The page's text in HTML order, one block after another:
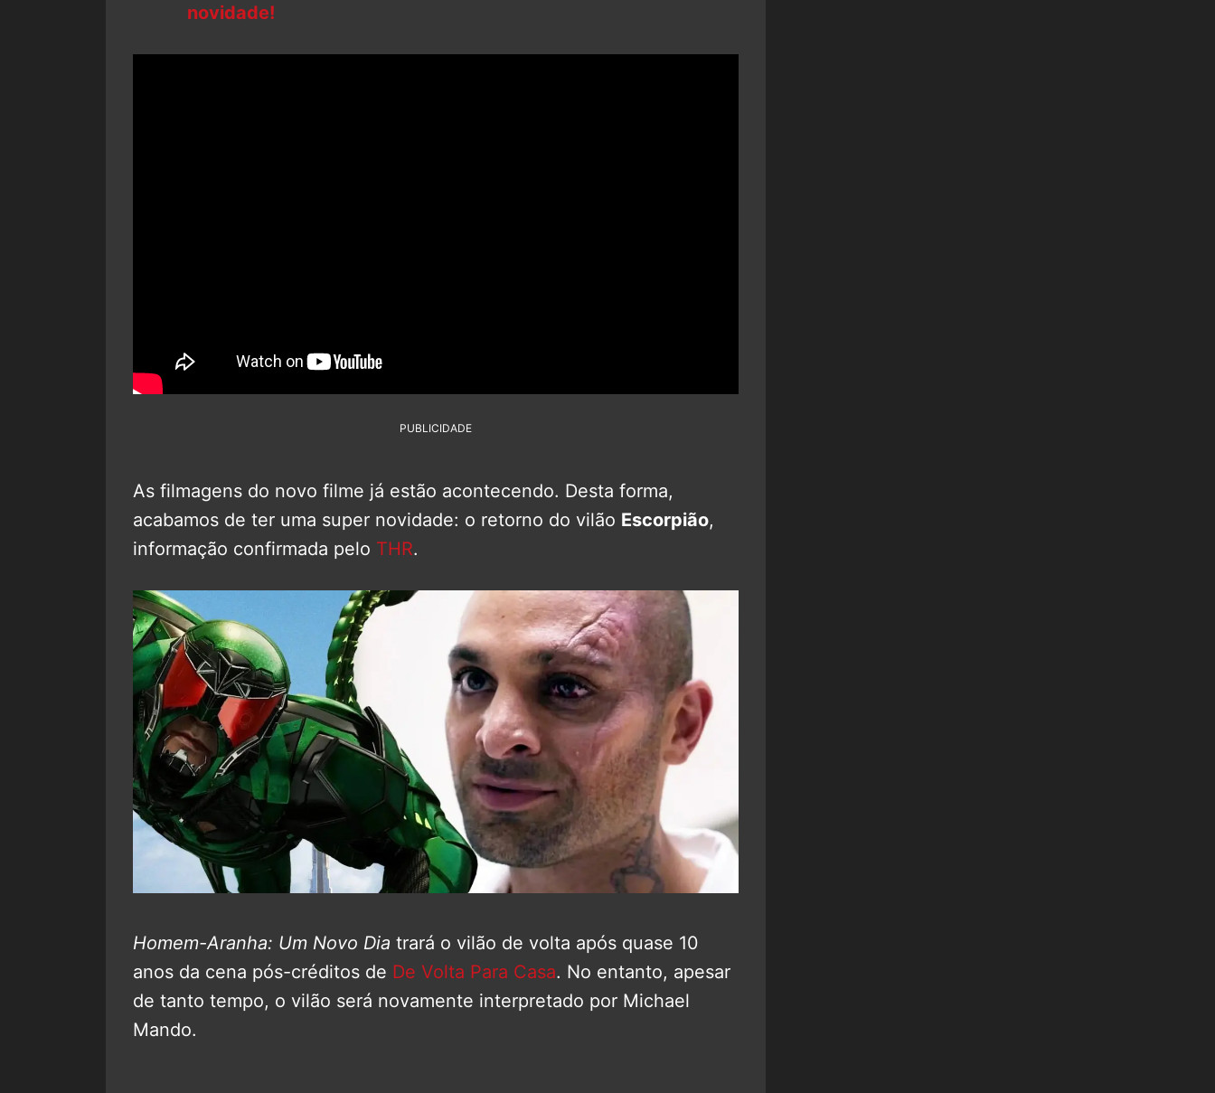
novidade!
PUBLICIDADE
As filmagens do novo filme já estão acontecendo. Desta forma,
acabamos de ter uma super novidade: o retorno do vilão Escorpião,
informação confirmada pelo THR.
Homem-Aranha: Um Novo Dia trará o vilão de volta após quase 10
anos da cena pós-créditos de De Volta Para Casa. No entanto, apesar
de tanto tempo, o vilão será novamente interpretado por Michael
Mando.